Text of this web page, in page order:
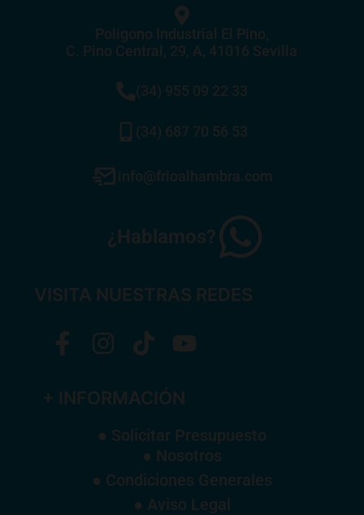
Poligono Industrial El Pino,
C. Pino Central, 29, A, 41016 Sevilla
(34) 955 09 22 33
(34) 687 70 56 53
info@frioalhambra.com
¿Hablamos?
VISITA NUESTRAS REDES
+ INFORMACIÓN
● Solicitar Presupuesto
● Nosotros
● Condiciones Generales
● Aviso Legal